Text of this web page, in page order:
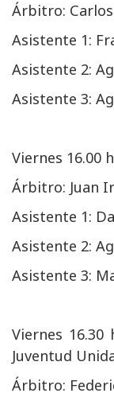
Árbitro:
Asistente 1:
Asistente 2:
Asistente 3:
Viernes 16.00
Árbitro: Juan
Asistente 1:
Asistente 2:
Asistente 3:
Viernes 16.30
Juventud
Árbitro: